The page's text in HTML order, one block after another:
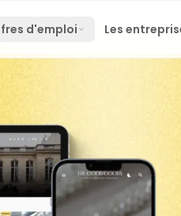
d'emploi Les